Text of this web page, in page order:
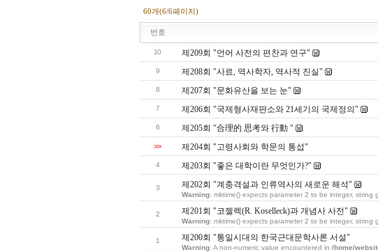
60개(6/6페이지)
번호
10 제209회 "언어 사전의 편찬과 연구"
9 제208회 "사료, 역사학자, 역사적 진실"
8 제207회 "문화유산을 보는 눈"
7 제206회 "국제형사재판소와 21세기의 국제정의"
6 제205회 "合理的 思考와 行動 "
>> 제204회 "고령사회와 학문의 통섭"
4 제203회 "좋은 대학이란 무엇인가?"
3 제202회 "계충격설과 인류역사의 새로운 해석"
Warning: mktime() expects parameter 2 to be integer, string
2 제201회 "코젤렉(R. Koselleck)과 개념사 사전"
Warning: mktime() expects parameter 2 to be integer, string
1 제200회 "통일시대의 한국근대문학사론 서설"
Warning: A non-numeric value encountered in /home/